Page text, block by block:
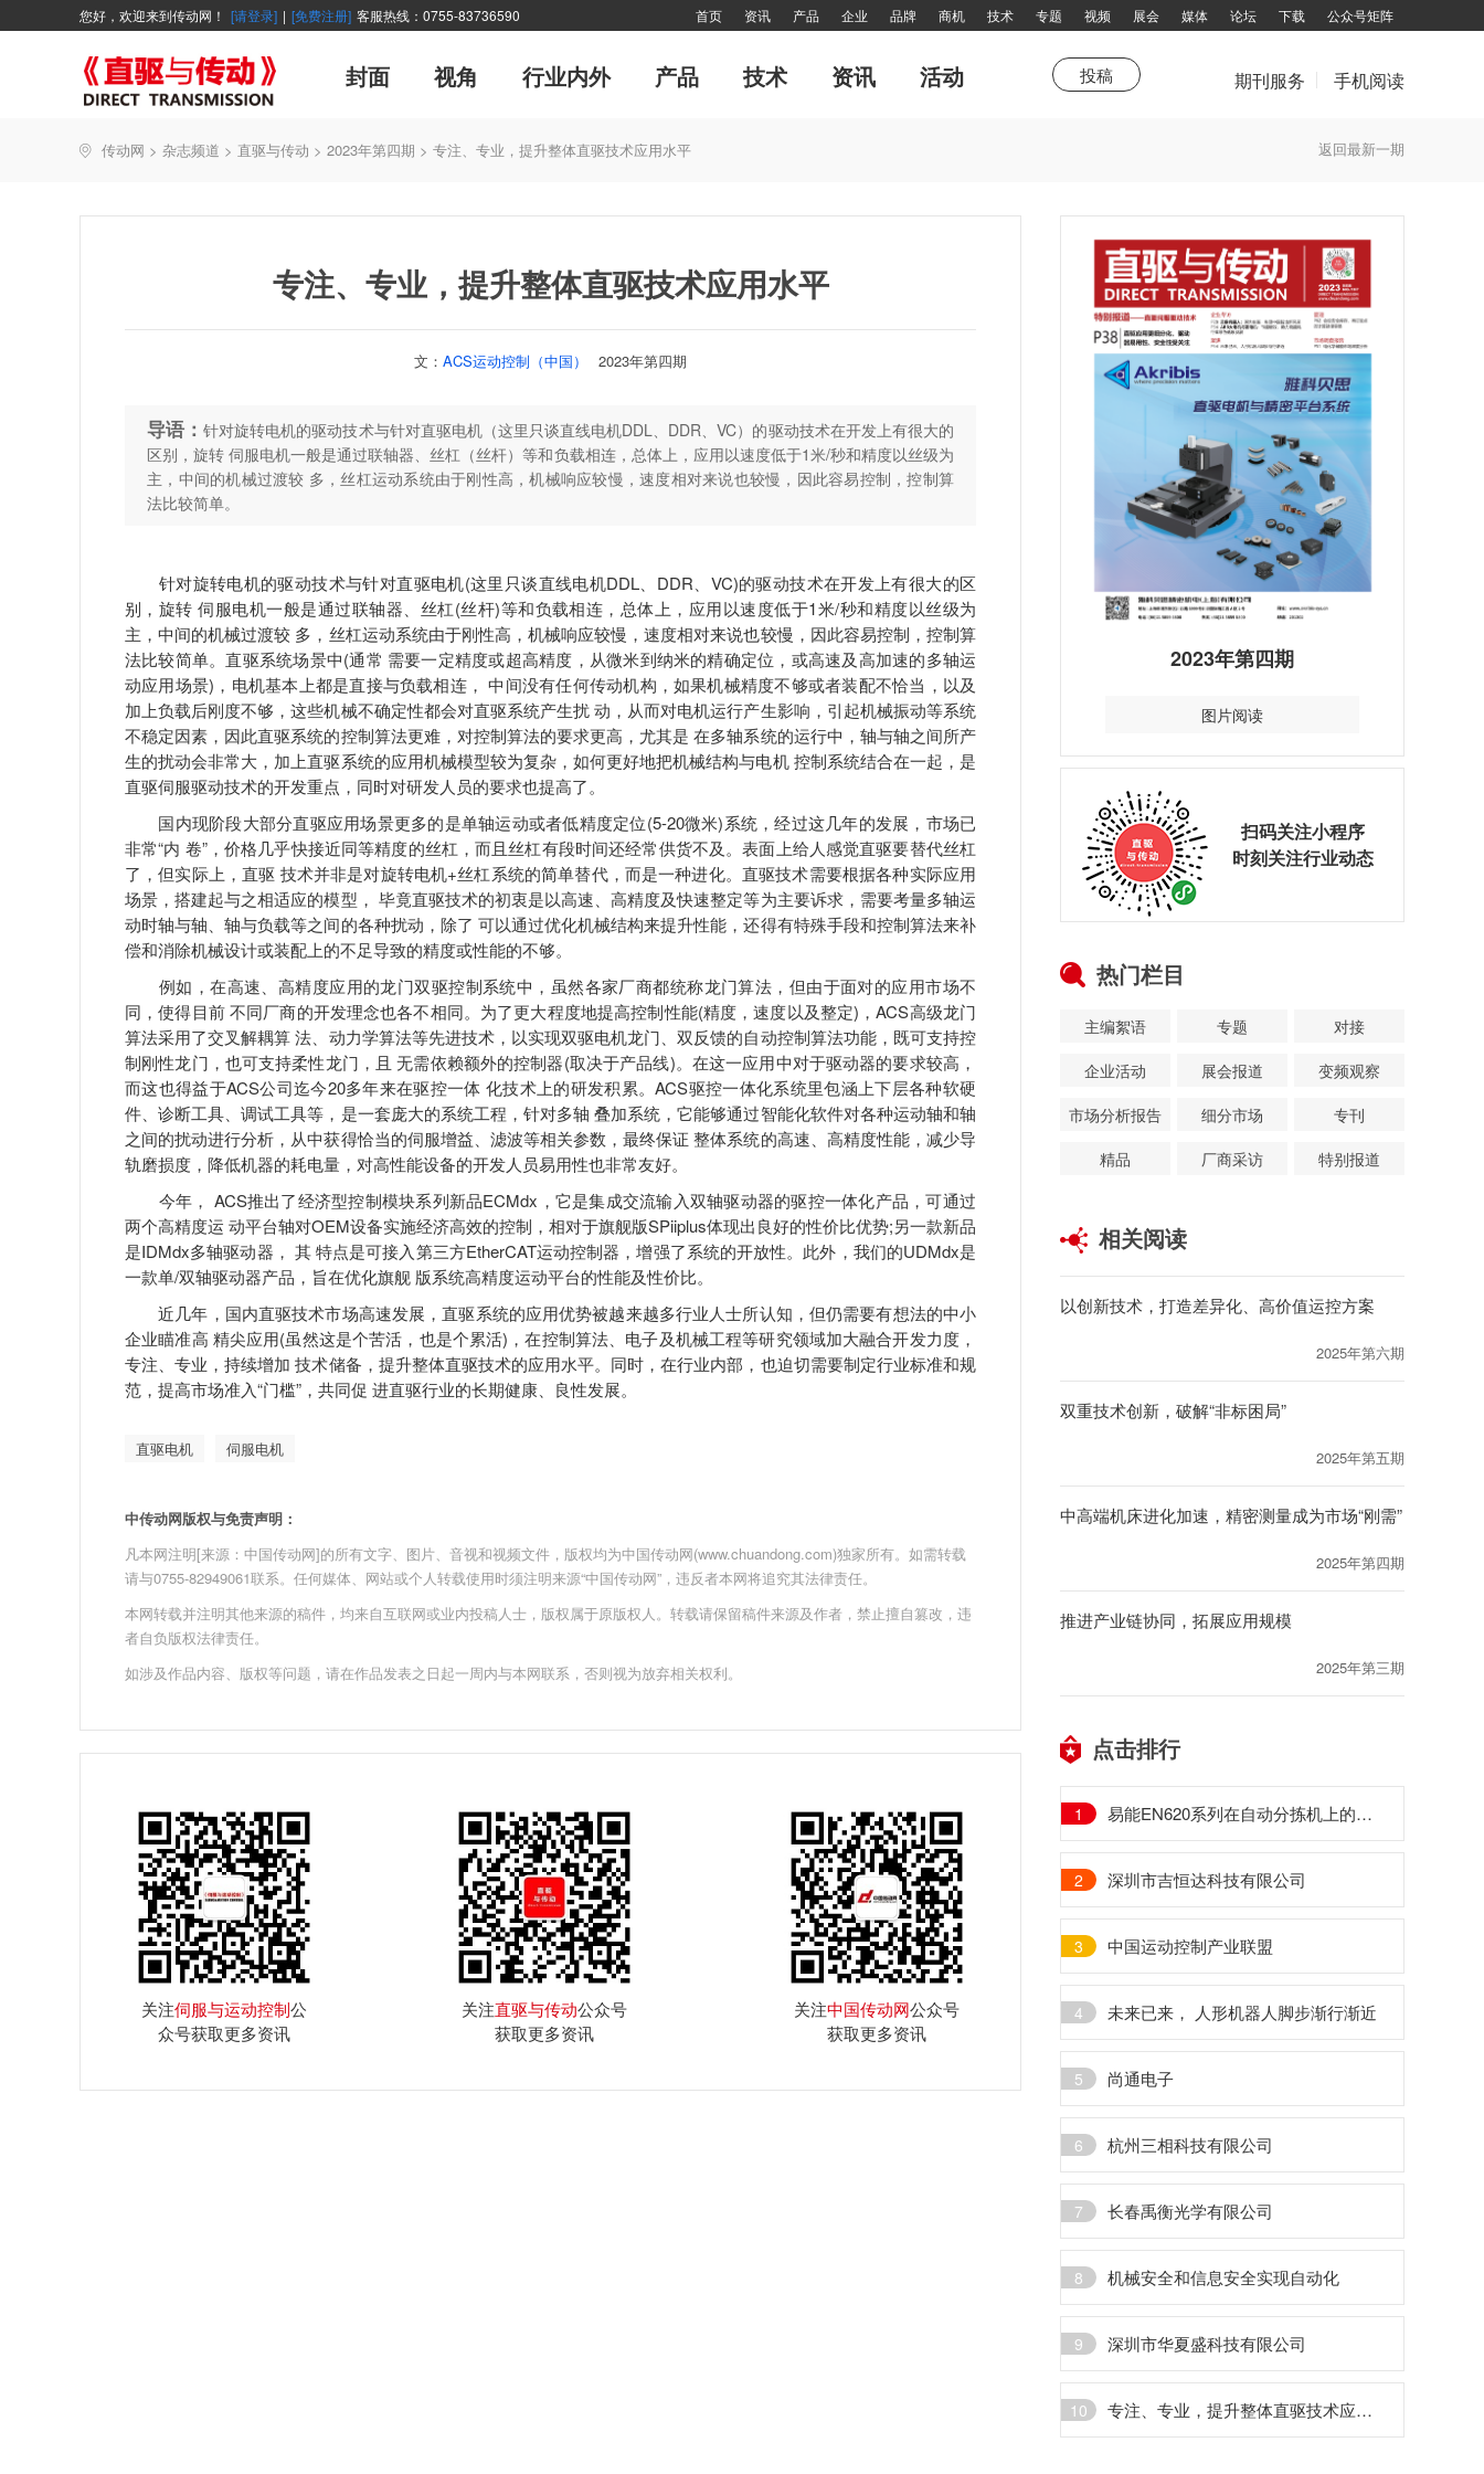
您好，欢迎来到传动网！ [请登录] | [免费注册] 客服热线：0755-83736590 首页 资讯 产品 企业 品牌 商机 技术 专题 视频 展会 媒体 论坛 下载 公众号矩阵
封面
广告
视角
厂商采访
封面故事 高端视野
行业内外
企业活动 展会报道
能效碳索
每月专辑 聚焦 网站热点 产业联盟
产品
精品 新品
技术
世界方案 控制系统
技术文章
资讯
资讯在线 展会信息
直驱与传动
活动
新年寄语 伺服论坛
投稿 期刊服务
拨打电话咨询：13751143319 余女士
邮箱：chuandong@chuandong.cn
手机阅读
传动网 > 杂志频道 > 直驱与传动 > 2023年第四期 > 专注、专业，提升整体直驱技术应用水平 返回最新一期
专注、专业，提升整体直驱技术应用水平
文： ACS运动控制（中国） 2023年第四期
导语：针对旋转电机的驱动技术与针对直驱电机（这里只谈直线电机DDL、DDR、VC）的驱动技术在开发上有很大的
区别，旋转 伺服电机一般是通过联轴器、丝杠（丝杆）等和负载相连，总体上，应用以速度低于1米/秒和精度以丝级为
主，中间的机械过渡较 多，丝杠运动系统由于刚性高，机械响应较慢，速度相对来说也较慢，因此容易控制，控制算
法比较简单。
针对旋转电机的驱动技术与针对直驱电机(这里只谈直线电机DDL、DDR、VC)的驱动技术在开发上有很大的区
别，旋转 伺服电机一般是通过联轴器、丝杠(丝杆)等和负载相连，总体上，应用以速度低于1米/秒和精度以丝级为
主，中间的机械过渡较 多，丝杠运动系统由于刚性高，机械响应较慢，速度相对来说也较慢，因此容易控制，控制算
法比较简单。直驱系统场景中(通常 需要一定精度或超高精度，从微米到纳米的精确定位，或高速及高加速的多轴运
动应用场景)，电机基本上都是直接与负载相连， 中间没有任何传动机构，如果机械精度不够或者装配不恰当，以及
加上负载后刚度不够，这些机械不确定性都会对直驱系统产生扰 动，从而对电机运行产生影响，引起机械振动等系统
不稳定因素，因此直驱系统的控制算法更难，对控制算法的要求更高，尤其是 在多轴系统的运行中，轴与轴之间所产
生的扰动会非常大，加上直驱系统的应用机械模型较为复杂，如何更好地把机械结构与电机 控制系统结合在一起，是
直驱伺服驱动技术的开发重点，同时对研发人员的要求也提高了。
国内现阶段大部分直驱应用场景更多的是单轴运动或者低精度定位(5-20微米)系统，经过这几年的发展，市场已
非常“内 卷”，价格几乎快接近同等精度的丝杠，而且丝杠有段时间还经常供货不及。表面上给人感觉直驱要替代丝杠
了，但实际上，直驱 技术并非是对旋转电机+丝杠系统的简单替代，而是一种进化。直驱技术需要根据各种实际应用
场景，搭建起与之相适应的模型， 毕竟直驱技术的初衷是以高速、高精度及快速整定等为主要诉求，需要考量多轴运
动时轴与轴、轴与负载等之间的各种扰动，除了 可以通过优化机械结构来提升性能，还得有特殊手段和控制算法来补
偿和消除机械设计或装配上的不足导致的精度或性能的不够。
例如，在高速、高精度应用的龙门双驱控制系统中，虽然各家厂商都统称龙门算法，但由于面对的应用市场不
同，使得目前 不同厂商的开发理念也各不相同。为了更大程度地提高控制性能(精度，速度以及整定)，ACS高级龙门
算法采用了交叉解耦算 法、动力学算法等先进技术，以实现双驱电机龙门、双反馈的自动控制算法功能，既可支持控
制刚性龙门，也可支持柔性龙门，且 无需依赖额外的控制器(取决于产品线)。在这一应用中对于驱动器的要求较高，
而这也得益于ACS公司迄今20多年来在驱控一体 化技术上的研发积累。ACS驱控一体化系统里包涵上下层各种软硬
件、诊断工具、调试工具等，是一套庞大的系统工程，针对多轴 叠加系统，它能够通过智能化软件对各种运动轴和轴
之间的扰动进行分析，从中获得恰当的伺服增益、滤波等相关参数，最终保证 整体系统的高速、高精度性能，减少导
轨磨损度，降低机器的耗电量，对高性能设备的开发人员易用性也非常友好。
今年， ACS推出了经济型控制模块系列新品ECMdx，它是集成交流输入双轴驱动器的驱控一体化产品，可通过
两个高精度运 动平台轴对OEM设备实施经济高效的控制，相对于旗舰版SPiiplus体现出良好的性价比优势;另一款新品
是IDMdx多轴驱动器， 其 特点是可接入第三方EtherCAT运动控制器，增强了系统的开放性。此外，我们的UDMdx是
一款单/双轴驱动器产品，旨在优化旗舰 版系统高精度运动平台的性能及性价比。
近几年，国内直驱技术市场高速发展，直驱系统的应用优势被越来越多行业人士所认知，但仍需要有想法的中小
企业瞄准高 精尖应用(虽然这是个苦活，也是个累活)，在控制算法、电子及机械工程等研究领域加大融合开发力度，
专注、专业，持续增加 技术储备，提升整体直驱技术的应用水平。同时，在行业内部，也迫切需要制定行业标准和规
范，提高市场准入“门槛”，共同促 进直驱行业的长期健康、良性发展。
直驱电机 伺服电机
中传动网版权与免责声明：
凡本网注明[来源：中国传动网]的所有文字、图片、音视和视频文件，版权均为中国传动网(www.chuandong.com)独家所有。如需转载
请与0755-82949061联系。任何媒体、网站或个人转载使用时须注明来源“中国传动网”，违反者本网将追究其法律责任。
本网转载并注明其他来源的稿件，均来自互联网或业内投稿人士，版权属于原版权人。转载请保留稿件来源及作者，禁止擅自篡改，违
者自负版权法律责任。
如涉及作品内容、版权等问题，请在作品发表之日起一周内与本网联系，否则视为放弃相关权利。
关注伺服与运动控制公
众号获取更多资讯
关注直驱与传动公众号
获取更多资讯
关注中国传动网公众号
获取更多资讯
2023年第四期
图片阅读
扫码关注小程序
时刻关注行业动态
热门栏目
主编絮语 专题
对接
企业活动
展会报道
变频观察
市场分析报告
细分市场
专刊
精品
厂商采访 特别报道
相关阅读
以创新技术，打造差异化、高价值运控方案
2025年第六期
双重技术创新，破解“非标困局”
2025年第五期
中高端机床进化加速，精密测量成为市场“刚需”
2025年第四期
推进产业链协同，拓展应用规模
2025年第三期
点击排行
1 易能EN620系列在自动分拣机上的应用
2 深圳市吉恒达科技有限公司
3 中国运动控制产业联盟
4 未来已来， 人形机器人脚步渐行渐近
5 尚通电子
6 杭州三相科技有限公司
7 长春禹衡光学有限公司
8 机械安全和信息安全实现自动化
9 深圳市华夏盛科技有限公司
10 专注、专业，提升整体直驱技术应用水平